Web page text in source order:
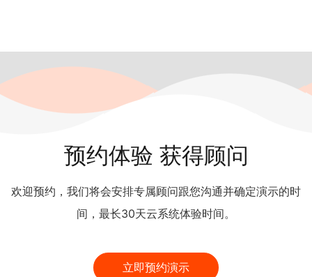
预约体验 获得顾问
欢迎预约，我们将会安排专属顾问跟您沟通并确定演示的时
间，最长30天云系统体验时间。
立即预约演示